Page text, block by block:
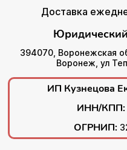
Доставка
394070, Воронежская
Воронеж, ул
ИП Кузнецова
ИНН/КПП:
ОГРНИП: